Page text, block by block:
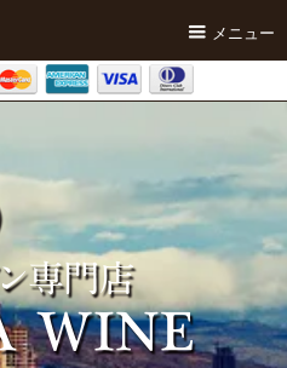
メニュー